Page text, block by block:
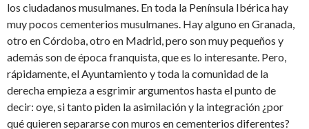
los ciudadanos musulmanes. En toda la Península Ibérica hay
muy pocos cementerios musulmanes. Hay alguno en Granada,
otro en Córdoba, otro en Madrid, pero son muy pequeños y
además son de época franquista, que es lo interesante. Pero,
rápidamente, el Ayuntamiento y toda la comunidad de la
derecha empieza a esgrimir argumentos hasta el punto de
decir: oye, si tanto piden la asimilación y la integración ¿por
qué quieren separarse con muros en cementerios diferentes?